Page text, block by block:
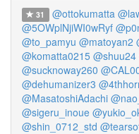
31 @ottokumatta
@5OWplNjiWI0wRyf
@to_pamyu @matoyan2
@komatta0215 @shuu24
@sucknoway260
@dehumanizer3
@MasatoshiAdachi
@sigeru_inoue
@shin_0712_std